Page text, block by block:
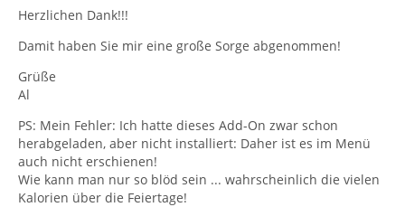
Herzlichen Dank!!!
Damit haben Sie mir eine große Sorge abgenommen!
Grüße
Al
PS: Mein Fehler: Ich hatte dieses Add-On zwar schon
herabgeladen, aber nicht installiert: Daher ist es im Menü
auch nicht erschienen!
Wie kann man nur so blöd sein ... wahrscheinlich die vielen
Kalorien über die Feiertage!